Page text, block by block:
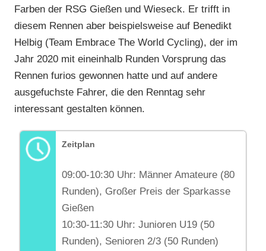
Farben der RSG Gießen und Wieseck. Er trifft in
diesem Rennen aber beispielsweise auf Benedikt
Helbig (Team Embrace The World Cycling), der im
Jahr 2020 mit eineinhalb Runden Vorsprung das
Rennen furios gewonnen hatte und auf andere
ausgefuchste Fahrer, die den Renntag sehr
interessant gestalten können.
Zeitplan
09:00-10:30 Uhr: Männer Amateure (80
Runden), Großer Preis der Sparkasse
Gießen
10:30-11:30 Uhr: Junioren U19 (50
Runden), Senioren 2/3 (50 Runden)